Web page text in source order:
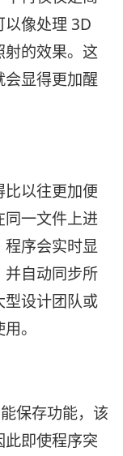
以像处理 3D
射的效果。这
显得更加醒
以往更加便
一文件上进
序会实时显
并自动同步所
型设计团队或
。
保存功能，该
即使程序突